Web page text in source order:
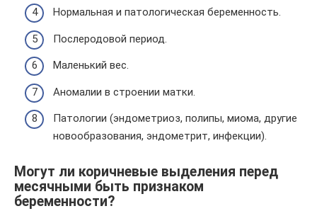
Нормальная и патологическая беременность.
Послеродовой период.
Маленький вес.
Аномалии в строении матки.
Патологии (эндометриоз, полипы, миома, другие
новообразования, эндометрит, инфекции).
Могут ли коричневые выделения перед
месячными быть признаком
беременности?